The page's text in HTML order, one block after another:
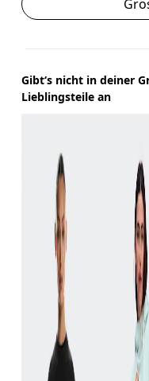
Gibt‘s nicht in deiner
Lieblingsteile an